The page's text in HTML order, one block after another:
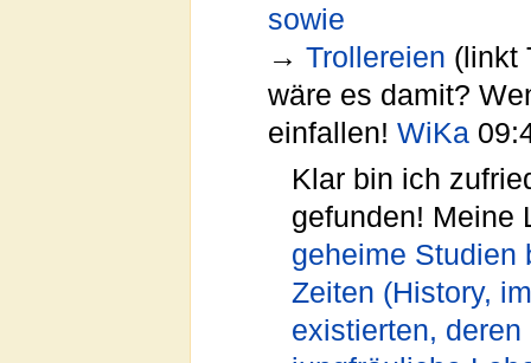
sowie
→ Trollereien
wäre es damit?
einfallen! WiKa
Klar bin ich
gefunden! Meine
geheime Studien
Zeiten (History,
existierten,